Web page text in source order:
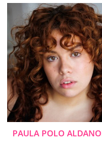
PAULA POLO